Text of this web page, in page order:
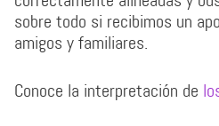
sobre todo si recibimos un
amigos y familiares.
Conoce la interpretación de